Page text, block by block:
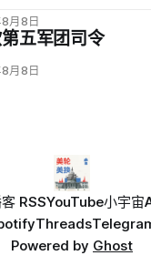
拉（David J. Venturella
响调查或隐私即…
月8日
五军团司令
月8日
RSSYouTube小宇宙
Threads
Powered by Ghost